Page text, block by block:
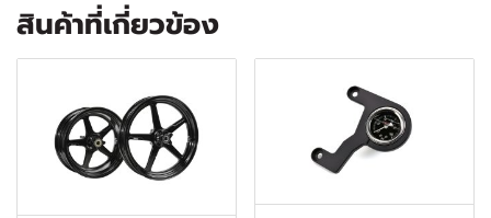
สินค้าที่เกี่ยวข้อง